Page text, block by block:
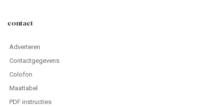
contact
Adverteren
Contactgegevens
Colofon
Maattabel
PDF instructies